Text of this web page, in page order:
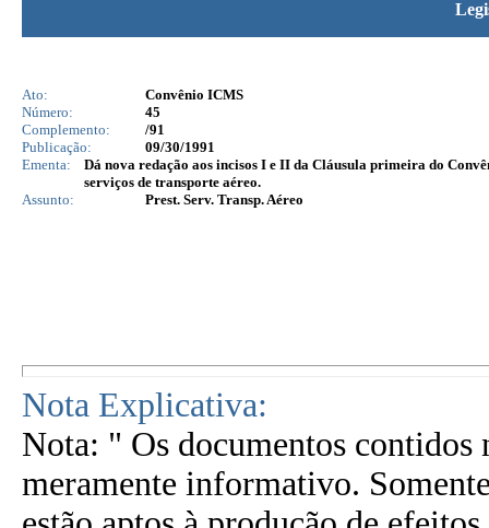
Ato:
Convênio ICMS
Número:
45
Complemento:
/91
Publicação:
09/30/1991
Ementa:
Dá nova redação aos incisos I e II da Cláusula primeira do
serviços de transporte aéreo.
Assunto:
Prest. Serv. Transp. Aéreo
Nota Explicativa:
Nota: " Os documentos contidos
meramente informativo.